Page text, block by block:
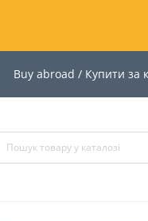
Buy abroad / Купити за